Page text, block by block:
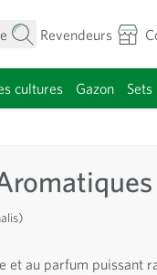
Revendeurs
cultures Gazon Sets
et au parfum puissant